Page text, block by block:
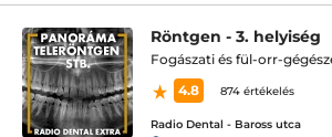
Röntgen - 3. helyiség
4.8
874 értékelés
Radio Dental - Baross utca